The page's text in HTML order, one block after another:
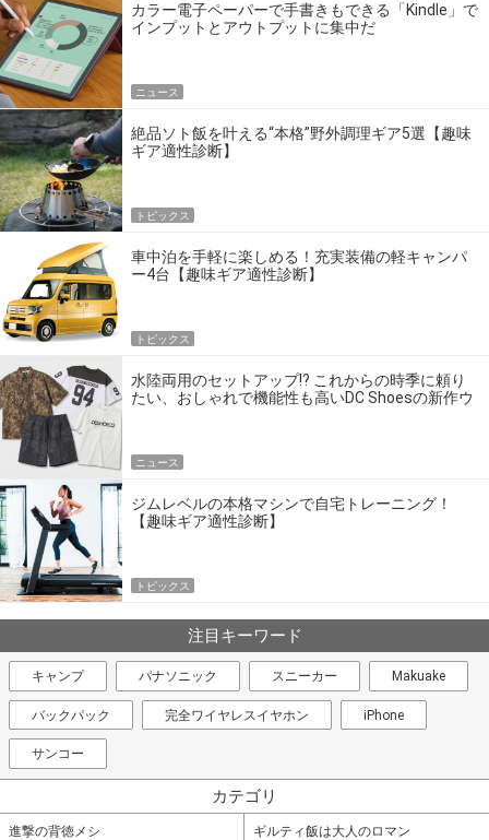
カラー電子ペーパーで手書きもできる「Kindle」で
インプットとアウトプットに集中だ
ニュース
絶品ソト飯を叶える“本格”野外調理ギア5選【趣味
ギア適性診断】
トピックス
車中泊を手軽に楽しめる！充実装備の軽キャンパ
ー4台【趣味ギア適性診断】
トピックス
水陸両用のセットアップ!? これからの時季に頼り
たい、おしゃれで機能性も高いDC Shoesの新作ウ
ニュース
ジムレベルの本格マシンで自宅トレーニング！
【趣味ギア適性診断】
トピックス
注目キーワード
キャンプ パナソニック スニーカー Makuake
バックパック 完全ワイヤレスイヤホン iPhone
サンコー
カテゴリ
進撃の背徳メシ ギルティ飯は大人のロマン